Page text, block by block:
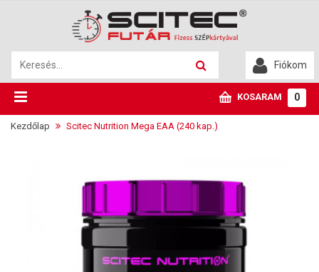
Fiókom
KOSARAM 0
Kezdőlap Scitec Nutrition Mega EAA (240 kap.)